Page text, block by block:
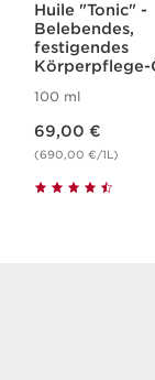
Huile "Tonic" -
Belebendes,
festigendes
Körperpflege-
100 ml
69,00 €
(690,00 €/1L)